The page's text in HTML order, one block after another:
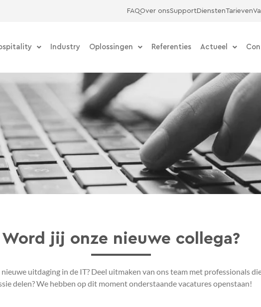
FAQOver onsSupportDienstenTarieven
Industry Oplossingen Referenties Actueel
Word jij onze nieuwe collega?
uitdaging in de IT? Deel uitmaken van ons team met professionals
delen? We hebben op dit moment onderstaande vacatures openstaan!